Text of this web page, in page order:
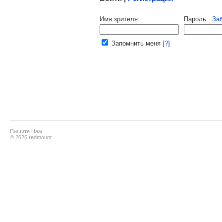
Имя зрителя: Пароль:
Запомнить меня [?]
Пишите Нам
© 2026 redmount